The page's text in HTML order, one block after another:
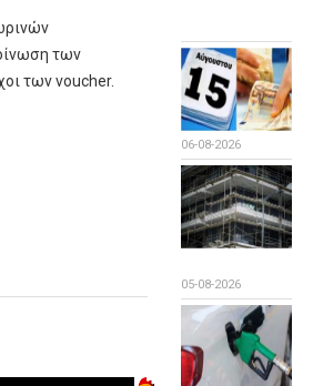
των
των voucher.
06-08-2026
05-08-2026